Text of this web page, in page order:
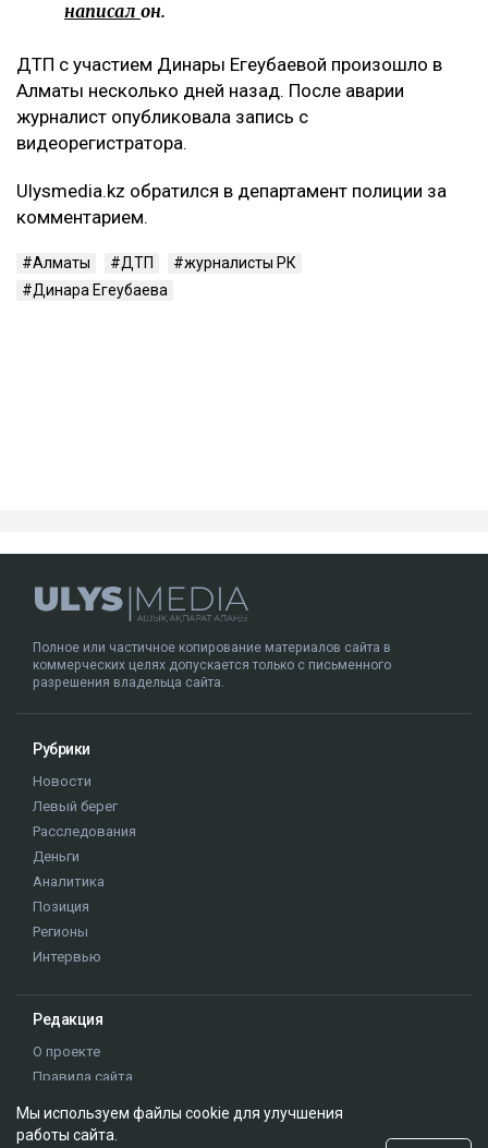
написал он.
ДТП с участием Динары Егеубаевой произошло в
Алматы несколько дней назад. После аварии
журналист опубликовала запись с
видеорегистратора.
Ulysmedia.kz обратился в департамент полиции за
комментарием.
Алматы ДТП
журналисты РК
Динара Егеубаева
Полное или частичное копирование материалов сайта в
коммерческих целях допускается только с письменного
разрешения владельца сайта.
Рубрики
Новости
Левый берег
Расследования
Деньги
Аналитика
Позиция
Регионы
Интервью
Редакция
О проекте
Правила сайта
Контакты
Мы используем файлы cookie для улучшения
работы сайта.